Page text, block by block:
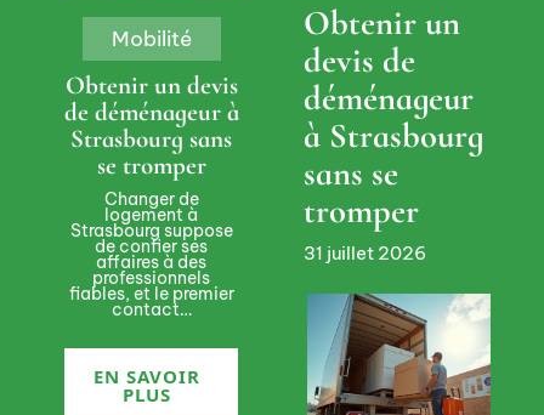
Mobilité
Obtenir un devis
de déménageur à
Strasbourg sans
se tromper
Changer de
logement à
Strasbourg suppose
de confier ses
affaires à des
professionnels
fiables, et le premier
contact…
EN SAVOIR
PLUS
Obtenir un
devis de
déménageur
à Strasbourg
sans se
tromper
31 juillet 2026